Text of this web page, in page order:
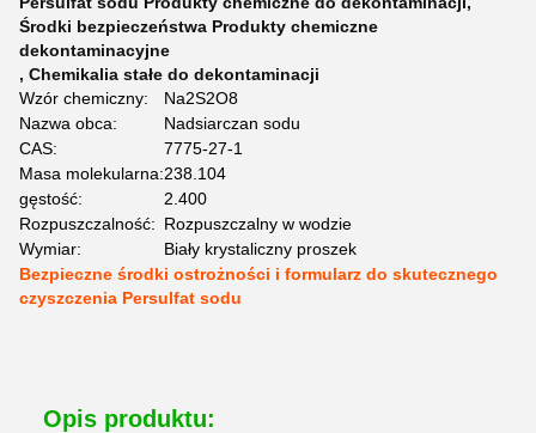
Środki bezpieczeństwa Produkty chemiczne
dekontaminacyjne
, Chemikalia stałe do dekontaminacji
Wzór chemiczny:
Na2S2O8
Nazwa obca:
Nadsiarczan sodu
CAS:
7775-27-1
Masa molekularna:238.104
gęstość:
2.400
Rozpuszczalność: Rozpuszczalny w wodzie
Wymiar:
Biały krystaliczny proszek
Bezpieczne środki ostrożności i formularz do skutecznego
czyszczenia Persulfat sodu
Opis produktu: